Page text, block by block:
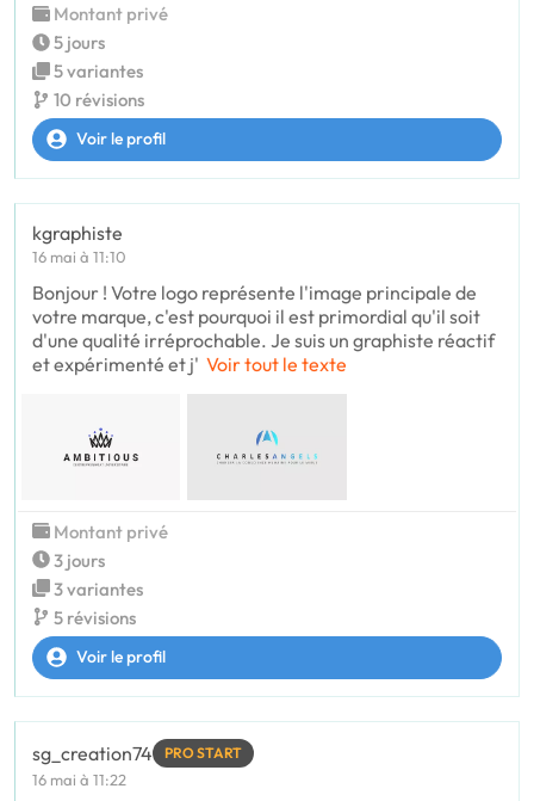
Montant privé
5 jours
5 variantes
10 révisions
Voir le profil
kgraphiste
16 mai à 11:10
Bonjour ! Votre logo représente l'image principale de
votre marque, c'est pourquoi il est primordial qu'il soit
d'une qualité irréprochable. Je suis un graphiste réactif
et expérimenté et j' Voir tout le texte
Montant privé
3 jours
3 variantes
5 révisions
Voir le profil
sg_creation74 PRO START
16 mai à 11:22